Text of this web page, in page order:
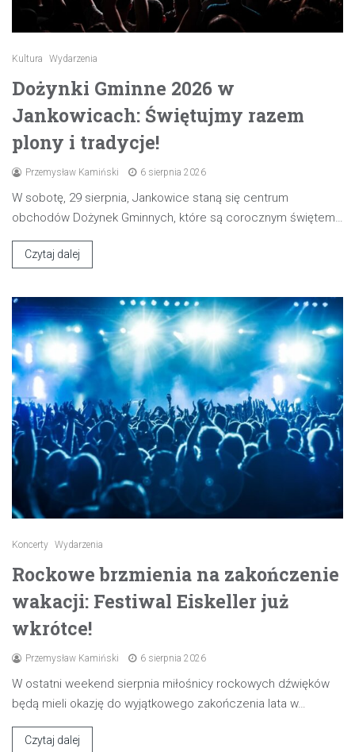
Kultura Wydarzenia
Dożynki Gminne 2026 w
Jankowicach: Świętujmy razem
plony i tradycje!
Przemysław Kamiński 6 sierpnia 2026
W sobotę, 29 sierpnia, Jankowice staną się centrum
obchodów Dożynek Gminnych, które są corocznym świętem…
Czytaj dalej
Koncerty Wydarzenia
Rockowe brzmienia na zakończenie
wakacji: Festiwal Eiskeller już
wkrótce!
Przemysław Kamiński 6 sierpnia 2026
W ostatni weekend sierpnia miłośnicy rockowych dźwięków
będą mieli okazję do wyjątkowego zakończenia lata w…
Czytaj dalej